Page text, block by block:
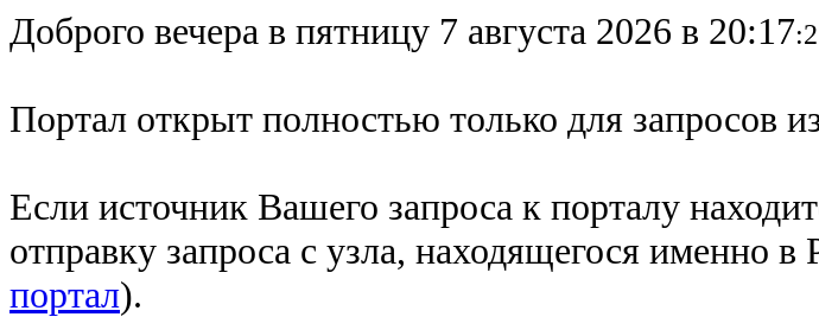
Доброго вечера в пятницу 7 августа 2026 в 20:17
Портал открыт полностью только для запросов
Если источник Вашего запроса к порталу
отправку запроса с узла, находящегося именно в
портал).